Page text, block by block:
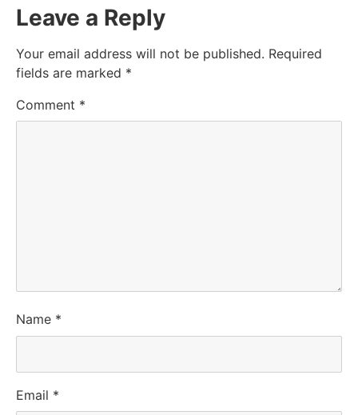
Leave a Reply
Your email address will not be published. Required
fields are marked *
Comment *
Name *
Email *